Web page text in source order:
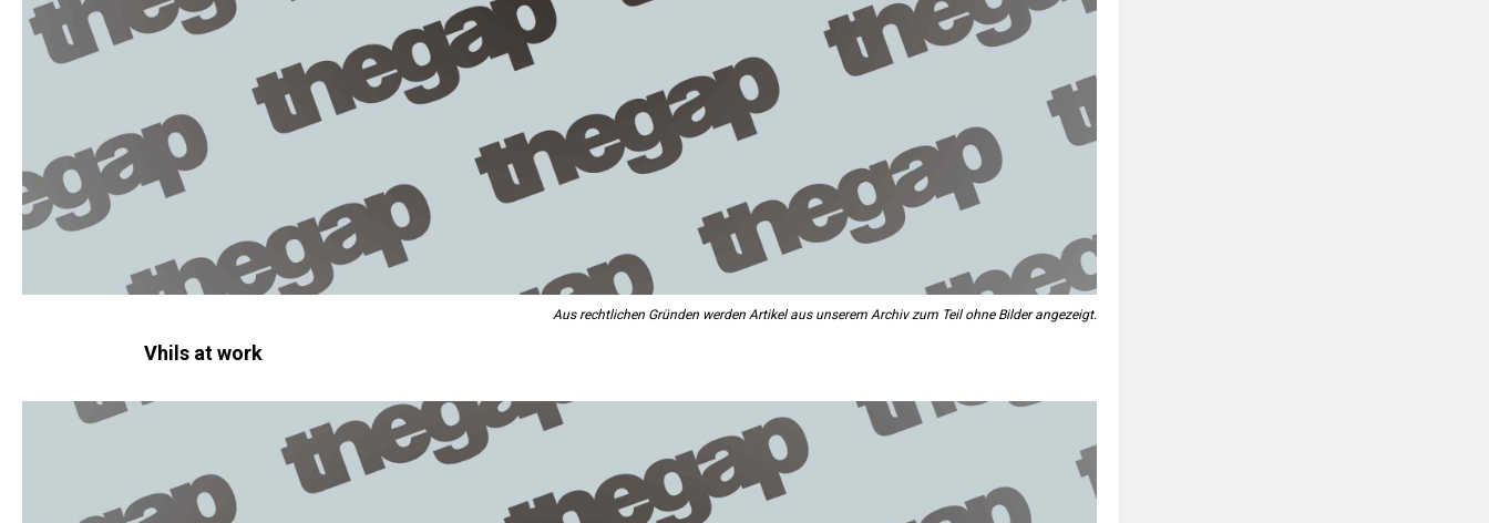
Aus rechtlichen Gründen werden Artikel aus unserem Archiv zum Teil ohne Bilder angezeigt.
Vhils at work